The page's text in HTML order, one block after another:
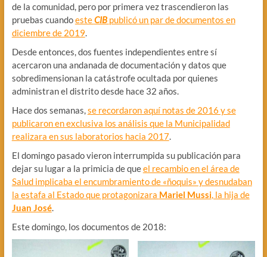
de la comunidad, pero por primera vez trascendieron las
pruebas cuandoesteCIB publicó un par de documentos en
diciembre de 2019
Desde entonces, dos fuentes independientes entre sí
acercaron una andanada de documentación y datos que
sobredimensionan la catástrofe ocultada por quienes
administran el distrito desde hace 32 años.
Hace dos semanas, se recordaron aquí notas de 2016 y se
publicaron en exclusiva los análisis que la Municipalidad
realizara en sus laboratorios hacia 2017.
El domingo pasado vieron interrumpida su publicación para
dejar su lugar a la primicia de queel recambio en el área de
Salud implicaba el encumbramiento de «ñoquis» y desnudaban
la estafa al Estado que protagonizara Mariel Mussi, la hija de
Juan José.
Este domingo, los documentos de 2018: